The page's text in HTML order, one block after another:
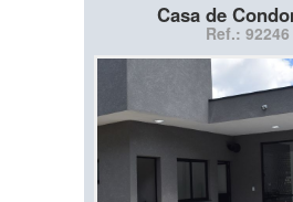
Casa de
Ref.: 92246